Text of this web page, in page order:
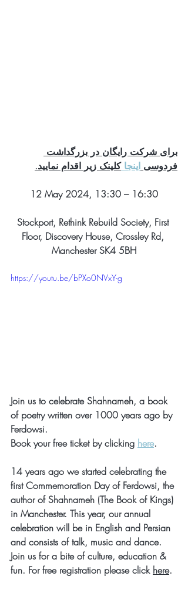
برای شرکت رایگان در بزرگداشت
فردوسی اینجا کلینک زیر اقدام نمایید.
12 May 2024, 13:30 – 16:30
Stockport, Rethink Rebuild Society, First
Floor, Discovery House, Crossley Rd,
Manchester SK4 5BH
https://youtu.be/bPXo0NVxY-g
Join us to celebrate Shahnameh, a book
of poetry written over 1000 years ago by
Ferdowsi.
Book your free ticket by clicking here.
14 years ago we started celebrating the
first Commemoration Day of Ferdowsi, the
author of Shahnameh (The Book of Kings)
in Manchester. This year, our annual
celebration will be in English and Persian
and consists of talk, music and dance.
Join us for a bite of culture, education &
fun. For free registration please click here.